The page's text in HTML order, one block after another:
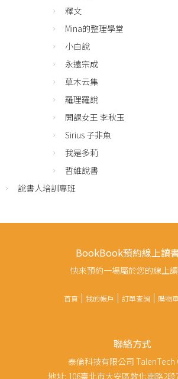
釋文
Mina的整理學堂
小白說
永遠宗成
草木云集
羅理羅說
開課女王 李秋玉
Sirius 子非魚
我是多莉
哲維說書
說書人培訓專班
BookBook預約線上讀
快來預約一場屬於您的線上
首頁 我的帳戶 訂單查詢 購物
聯絡方式
泰倫科技有限公司 TalenTech
地址: 106臺北市大安區敦化南路2段